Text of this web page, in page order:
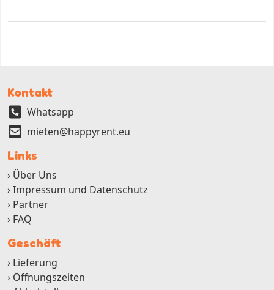
Kontakt
Whatsapp
mieten@happyrent.eu
Links
Über Uns
Impressum und Datenschutz
Partner
FAQ
Geschäft
Lieferung
Öffnungszeiten